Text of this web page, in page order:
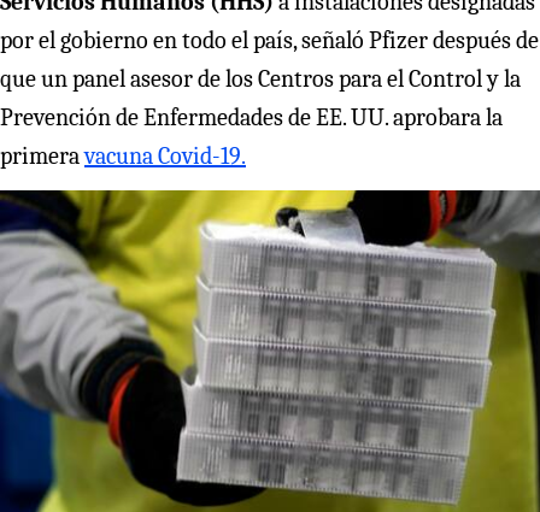
por el gobierno en todo el país, señaló Pfizer después de
que un panel asesor de los Centros para el Control y la
Prevención de Enfermedades de EE. UU. aprobara la
primeravacuna Covid-19.